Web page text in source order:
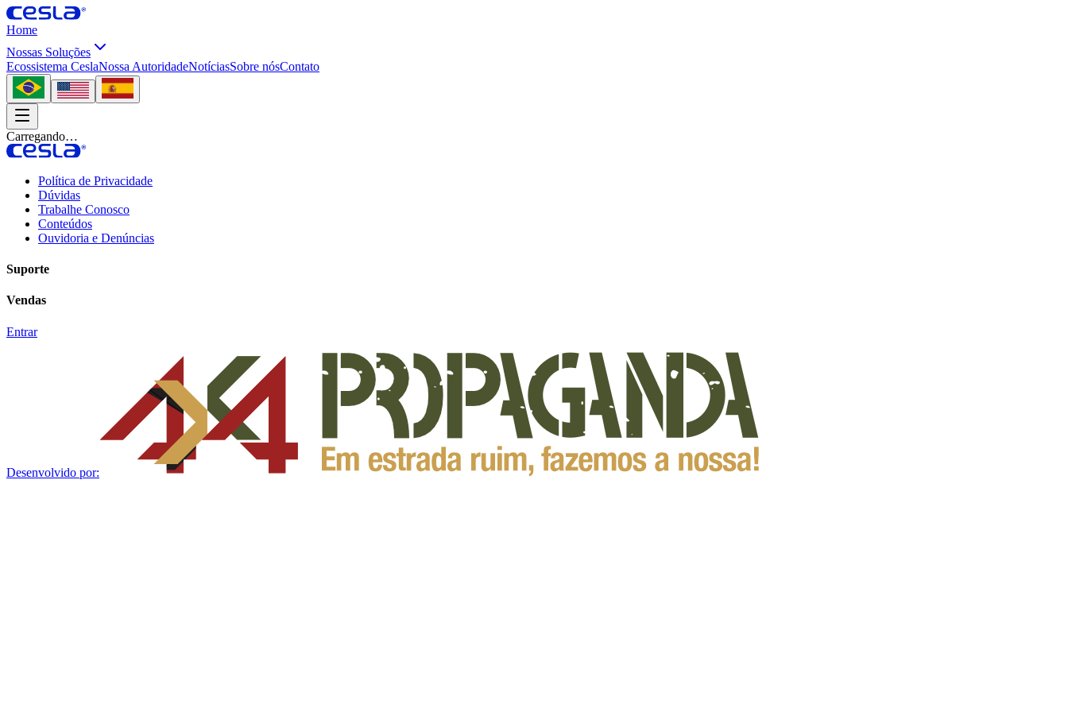
Home
Nossas Soluções
Ecossistema CeslaNossa AutoridadeNotíciasSobre nósContato
Carregando…
Política de Privacidade
Dúvidas
Trabalhe Conosco
Conteúdos
Ouvidoria e Denúncias
Suporte
Vendas
Entrar
Desenvolvido por: